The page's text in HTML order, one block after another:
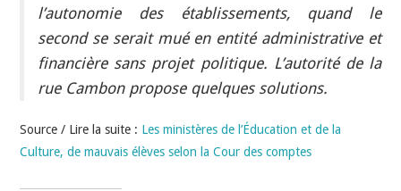
l’autonomie des établissements, quand le
second se serait mué en entité administrative et
financière sans projet politique. L’autorité de la
rue Cambon propose quelques solutions.
Source / Lire la suite : Les ministères de l’Éducation et de la
Culture, de mauvais élèves selon la Cour des comptes